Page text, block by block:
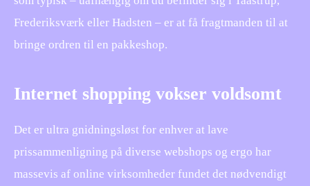
Frederiksværk eller Hadsten – er at få fragtmanden til at
bringe ordren til en pakkeshop.
Internet shopping vokser voldsomt
Det er ultra gnidningsløst for enhver at lave
prissammenligning på diverse webshops og ergo har
massevis af online virksomheder fundet det nødvendigt